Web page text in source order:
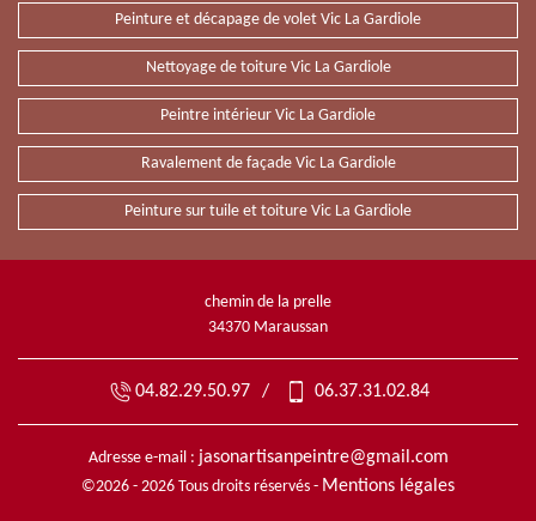
Peinture et décapage de volet Vic La Gardiole
Nettoyage de toiture Vic La Gardiole
Peintre intérieur Vic La Gardiole
Ravalement de façade Vic La Gardiole
Peinture sur tuile et toiture Vic La Gardiole
chemin de la prelle
34370 Maraussan
04.82.29.50.97 / 06.37.31.02.84
Adresse e-mail : jasonartisanpeintre@gmail.com
©2026 - 2026 Tous droits réservés - Mentions légales